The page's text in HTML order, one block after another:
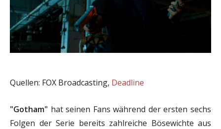
Quellen: FOX Broadcasting, Deadline
"Gotham" hat seinen Fans während der ersten sechs
Folgen der Serie bereits zahlreiche Bösewichte aus